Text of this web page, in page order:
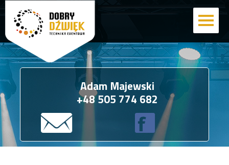
Adam Majewski
+48 505 774 682